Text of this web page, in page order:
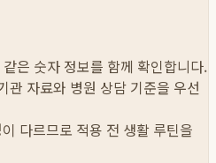
은 숫자 정보를 함께 확인합니다.
관 자료와 병원 상담 기준을 우선
다르므로 적용 전 생활 루틴을